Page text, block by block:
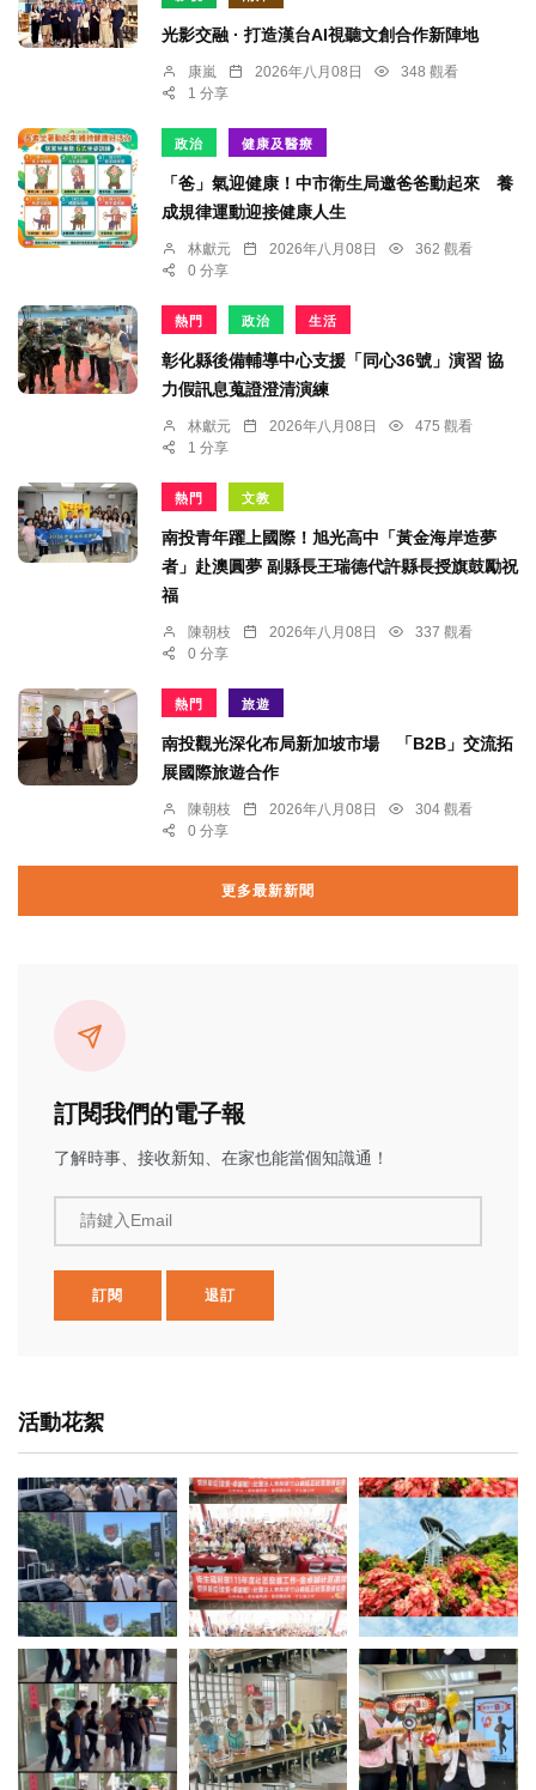
光影交融 · 打造漢台AI視聽文創合作新陣地
康嵐 2026年八月08日
348 觀看
1 分享
政治 健康及醫療
「爸」氣迎健康！中市衛生局邀爸爸動起來 養
成規律運動迎接健康人生
林獻元 2026年八月08日
362 觀看
0 分享
熱門 政治 生活
彰化縣後備輔導中心支援「同心36號」演習 協
力假訊息蒐證澄清演練
林獻元 2026年八月08日
475 觀看
1 分享
熱門 文教
南投青年躍上國際！旭光高中「黃金海岸造夢
者」赴澳圓夢 副縣長王瑞德代許縣長授旗鼓勵祝
福
陳朝枝 2026年八月08日
337 觀看
0 分享
熱門 旅遊
南投觀光深化布局新加坡市場 「B2B」交流拓
展國際旅遊合作
陳朝枝 2026年八月08日
304 觀看
0 分享
更多最新新聞
訂閱我們的電子報
了解時事、接收新知、在家也能當個知識通！
請鍵入Email
訂閱 退訂
活動花絮